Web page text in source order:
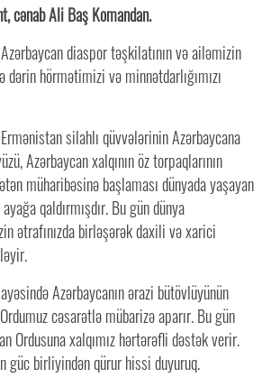
cənab Ali Baş Komandan.
diaspor təşkilatının və ailəmizin
dərin hörmətimizi və minnətdarlığımızı
silahlı qüvvələrinin Azərbaycana
Azərbaycan xalqının öz torpaqlarının
müharibəsinə başlaması dünyada yaşayan
qaldırmışdır. Bu gün dünya
ətrafınızda birləşərək daxili və xarici
Azərbaycanın ərazi bütövlüyünün
cəsarətlə mübarizə aparır. Bu gün
Ordusuna xalqımız hərtərəfli dəstək verir.
güc birliyindən qürur hissi duyuruq.